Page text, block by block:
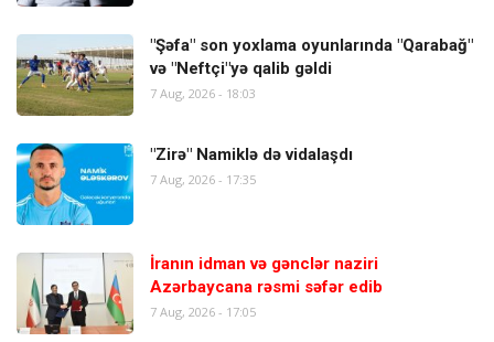
"Şəfa" son yoxlama oyunlarında "Qarabağ"
və "Neftçi"yə qalib gəldi
7 Aug, 2026 - 18:03
"Zirə" Namiklə də vidalaşdı
7 Aug, 2026 - 17:35
İranın idman və gənclər naziri
Azərbaycana rəsmi səfər edib
7 Aug, 2026 - 17:05